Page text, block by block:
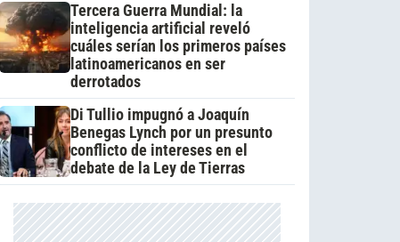
Tercera Guerra Mundial: la
inteligencia artificial reveló
cuáles serían los primeros países
latinoamericanos en ser
derrotados
Di Tullio impugnó a Joaquín
Benegas Lynch por un presunto
conflicto de intereses en el
debate de la Ley de Tierras